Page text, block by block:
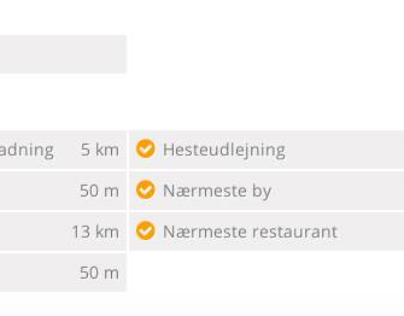
5 km
50 m
13 km
50 m
Hesteudlejning
Nærmeste by
Nærmeste restaurant